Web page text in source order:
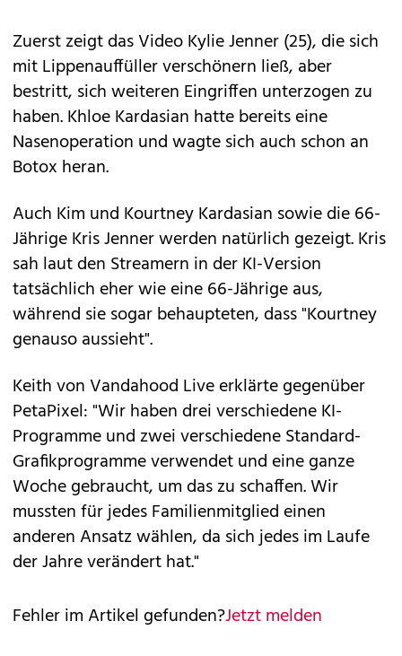
Zuerst zeigt das Video Kylie Jenner (25), die sich
mit Lippenauffüller verschönern ließ, aber
bestritt, sich weiteren Eingriffen unterzogen zu
haben. Khloe Kardasian hatte bereits eine
Nasenoperation und wagte sich auch schon an
Botox heran.
Auch Kim und Kourtney Kardasian sowie die 66-
Jährige Kris Jenner werden natürlich gezeigt. Kris
sah laut den Streamern in der KI-Version
tatsächlich eher wie eine 66-Jährige aus,
während sie sogar behaupteten, dass "Kourtney
genauso aussieht".
Keith von Vandahood Live erklärte gegenüber
PetaPixel: "Wir haben drei verschiedene KI-
Programme und zwei verschiedene Standard-
Grafikprogramme verwendet und eine ganze
Woche gebraucht, um das zu schaffen. Wir
mussten für jedes Familienmitglied einen
anderen Ansatz wählen, da sich jedes im Laufe
der Jahre verändert hat."
Fehler im Artikel gefunden?Jetzt melden